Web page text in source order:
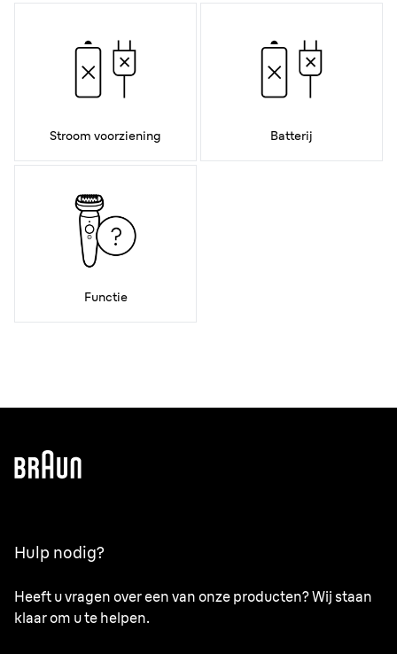
Stroom voorziening Batterij
Functie
Hulp nodig?
Heeft u vragen over een van onze producten? Wij staan
klaar om u te helpen.